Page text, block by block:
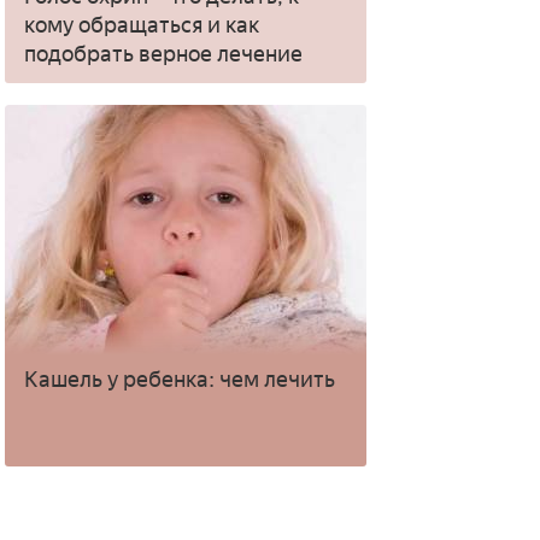
кому обращаться и как
подобрать верное лечение
Кашель у ребенка: чем лечить